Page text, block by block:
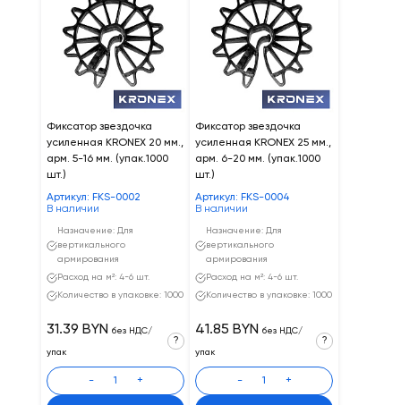
Фиксатор звездочка
усиленная KRONEX 20 мм.,
арм. 5-16 мм. (упак.1000
шт.)
Артикул: FKS-0002
В наличии
Назначение: Для
вертикального
армирования
Расход на м²: 4-6 шт.
Количество в упаковке: 1000
31.39 BYN без НДС/
упак
?
- +
Фиксатор звездочка
усиленная KRONEX 25 мм.,
арм. 6-20 мм. (упак.1000
шт.)
Артикул: FKS-0004
В наличии
Назначение: Для
вертикального
армирования
Расход на м²: 4-6 шт.
Количество в упаковке: 1000
41.85 BYN без НДС/
упак
?
- +